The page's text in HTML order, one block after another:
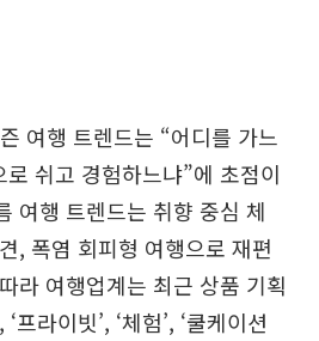
여행 트렌드는 “어디를 가느
쉬고 경험하느냐”에 초점이
여행 트렌드는 취향 중심 체
, 폭염 회피형 여행으로 재편
라 여행업계는 최근 상품 기획
프라이빗’, ‘체험’, ‘쿨케이션